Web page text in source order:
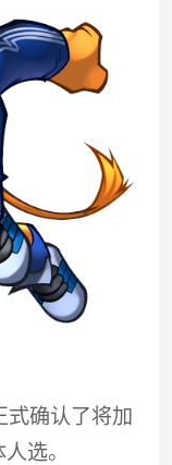
确认了将加
选。